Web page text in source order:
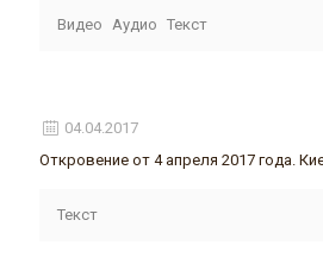
Видео Аудио Текст
04.04.2017
Откровение от 4 апреля 2017 года.
Текст